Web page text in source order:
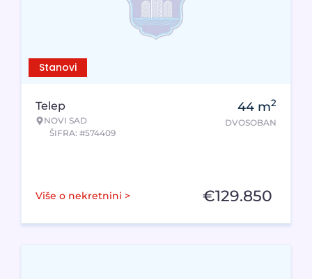
Stanovi
Telep
NOVI SAD
ŠIFRA: #574409
44 m2
DVOSOBAN
Više o nekretnini > €129.850